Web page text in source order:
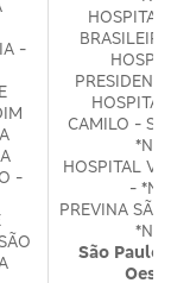
-
-
CAMILO -
*NA
HOSPITAL
- *NA
PREVINA
*NA
São Paulo